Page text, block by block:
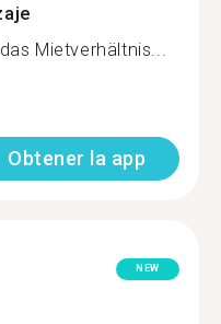
Mietverhältnis...
Obtener la app
NEW